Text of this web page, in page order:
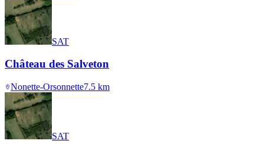
SAT
Château des Salveton
Nonette-Orsonnette7.5 km
SAT